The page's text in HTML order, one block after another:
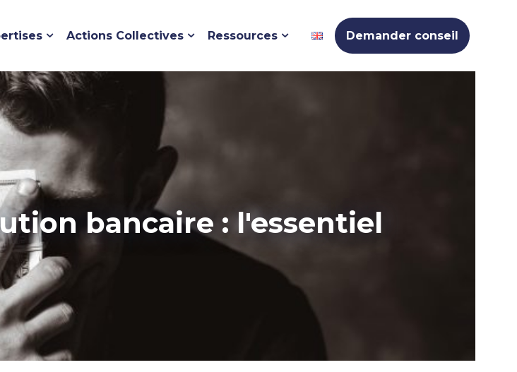
Actions Collectives Ressources Demander conseil
bancaire : l'essentiel